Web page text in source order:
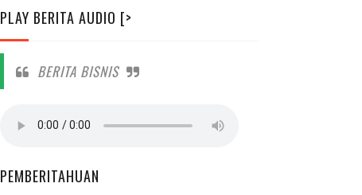
PLAY BERITA AUDIO [>
BERITA BISNIS
PEMBERITAHUAN